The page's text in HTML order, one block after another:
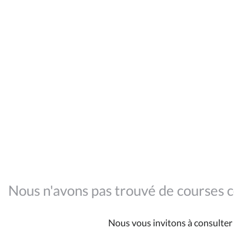
Nous n'avons pas trouvé de courses
Nous vous invitons à consulter